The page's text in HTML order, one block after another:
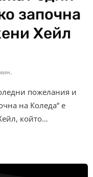
започна
Хейл
пожелания и
на Коледа“ е
който…